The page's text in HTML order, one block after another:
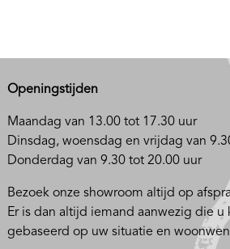
Openingstijden
Maandag van 13.00 tot 17.30 uur
Dinsdag, woensdag en vrijdag van
Donderdag van 9.30 tot 20.00 uur
Bezoek onze showroom altijd op
Er is dan altijd iemand aanwezig die u
gebaseerd op uw situatie en